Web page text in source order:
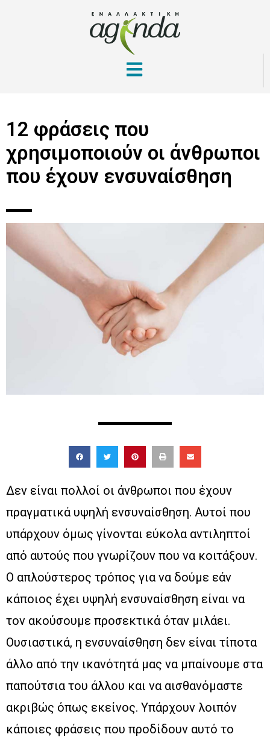
12 φράσεις που
χρησιμοποιούν οι άνθρωποι
που έχουν ενσυναίσθηση
Δεν είναι πολλοί οι άνθρωποι που έχουν
πραγματικά υψηλή ενσυναίσθηση. Αυτοί που
υπάρχουν όμως γίνονται εύκολα αντιληπτοί
από αυτούς που γνωρίζουν που να κοιτάξουν.
Ο απλούστερος τρόπος για να δούμε εάν
κάποιος έχει υψηλή ενσυναίσθηση είναι να
τον ακούσουμε προσεκτικά όταν μιλάει.
Ουσιαστικά, η ενσυναίσθηση δεν είναι τίποτα
άλλο από την ικανότητά μας να μπαίνουμε στα
παπούτσια του άλλου και να αισθανόμαστε
ακριβώς όπως εκείνος. Υπάρχουν λοιπόν
κάποιες φράσεις που προδίδουν αυτό το